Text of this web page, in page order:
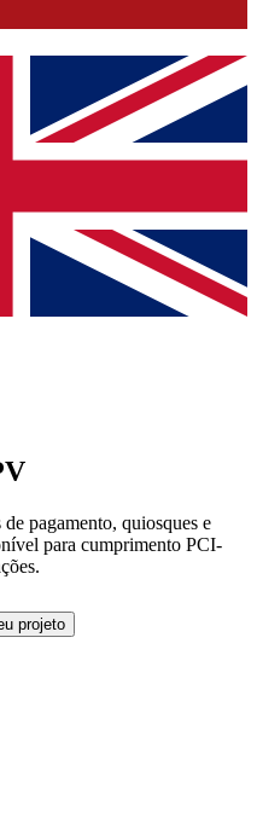
pagamento, quiosques e
para cumprimento PCI-
projeto